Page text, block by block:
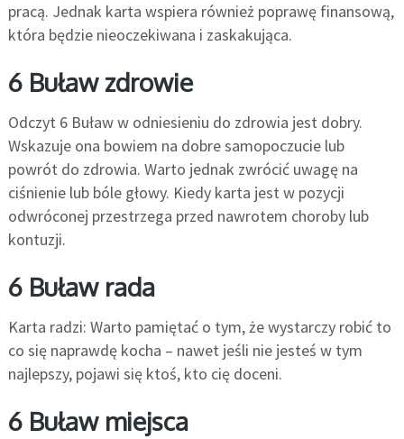
pracą. Jednak karta wspiera również poprawę finansową,
która będzie nieoczekiwana i zaskakująca.
6 Buław zdrowie
Odczyt 6 Buław w odniesieniu do zdrowia jest dobry.
Wskazuje ona bowiem na dobre samopoczucie lub
powrót do zdrowia. Warto jednak zwrócić uwagę na
ciśnienie lub bóle głowy. Kiedy karta jest w pozycji
odwróconej przestrzega przed nawrotem choroby lub
kontuzji.
6 Buław rada
Karta radzi: Warto pamiętać o tym, że wystarczy robić to
co się naprawdę kocha – nawet jeśli nie jesteś w tym
najlepszy, pojawi się ktoś, kto cię doceni.
6 Buław miejsca